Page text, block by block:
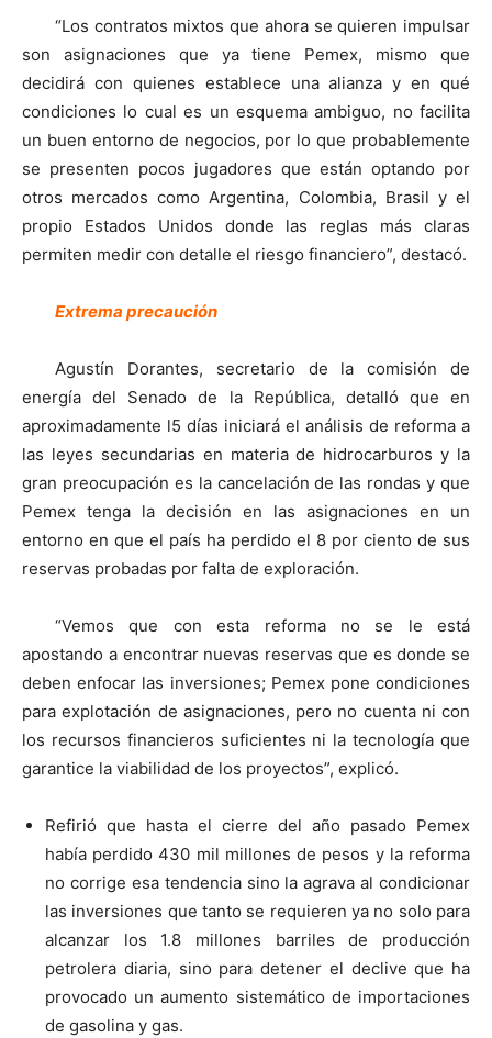
“Los contratos mixtos que ahora se quieren impulsar
son asignaciones que ya tiene Pemex, mismo que
decidirá con quienes establece una alianza y en qué
condiciones lo cual es un esquema ambiguo, no facilita
un buen entorno de negocios, por lo que probablemente
se presenten pocos jugadores que están optando por
otros mercados como Argentina, Colombia, Brasil y el
propio Estados Unidos donde las reglas más claras
permiten medir con detalle el riesgo financiero”, destacó.
Extrema precaución
Agustín Dorantes, secretario de la comisión de
energía del Senado de la República, detalló que en
aproximadamente l5 días iniciará el análisis de reforma a
las leyes secundarias en materia de hidrocarburos y la
gran preocupación es la cancelación de las rondas y que
Pemex tenga la decisión en las asignaciones en un
entorno en que el país ha perdido el 8 por ciento de sus
reservas probadas por falta de exploración.
“Vemos que con esta reforma no se le está
apostando a encontrar nuevas reservas que es donde se
deben enfocar las inversiones; Pemex pone condiciones
para explotación de asignaciones, pero no cuenta ni con
los recursos financieros suficientes ni la tecnología que
garantice la viabilidad de los proyectos”, explicó.
Refirió que hasta el cierre del año pasado Pemex
había perdido 430 mil millones de pesos y la reforma
no corrige esa tendencia sino la agrava al condicionar
las inversiones que tanto se requieren ya no solo para
alcanzar los 1.8 millones barriles de producción
petrolera diaria, sino para detener el declive que ha
provocado un aumento sistemático de importaciones
de gasolina y gas.